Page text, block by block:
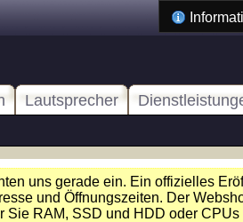
Lautsprecher
uns gerade ein. Ein offizielles
und Öffnungszeiten. Der
Sie RAM, SSD und HDD oder CPUs